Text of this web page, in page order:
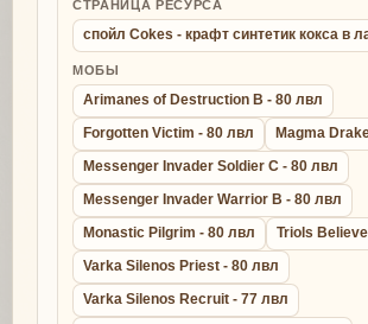
СТРАНИЦА РЕСУРСА
спойл Cokes - крафт синтетик кокса в
МОБЫ
Arimanes of Destruction B - 80 лвл
Forgotten Victim - 80 лвл
Magma
Messenger Invader Soldier C - 80 лвл
Messenger Invader Warrior B - 80 лвл
Monastic Pilgrim - 80 лвл
Triols
Varka Silenos Priest - 80 лвл
Varka Silenos Recruit - 77 лвл